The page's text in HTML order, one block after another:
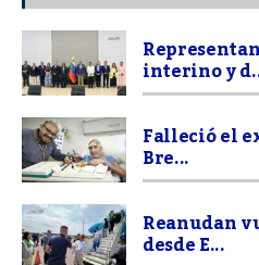
interino y
Falleció el
Bre...
Reanudan
desde E...